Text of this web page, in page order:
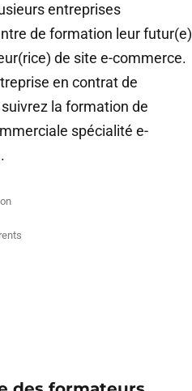
entreprises
de formation leur futur(e)
de site e-commerce.
en contrat de
la formation de
spécialité e-